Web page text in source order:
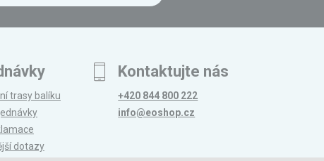
trasy balíku
dotazy
Kontaktujte nás
+420 844 800 222
info@eoshop.cz